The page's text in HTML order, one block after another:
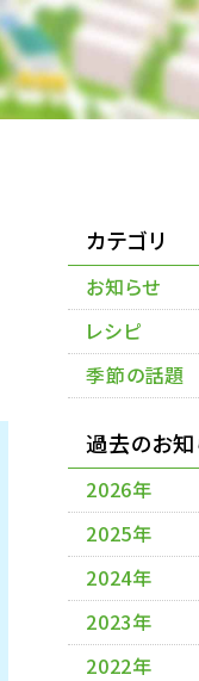
カテゴリ
お知らせ
レシピ
季節の話題
過去のお知
2026年
2025年
2024年
2023年
2022年